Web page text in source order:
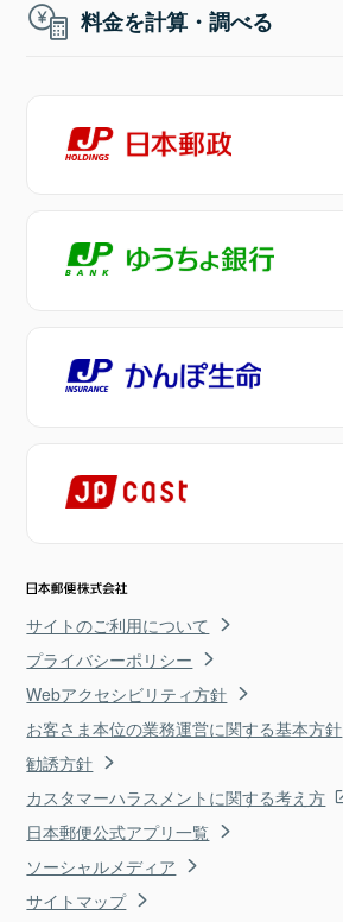
料金を計算・調べる
サイトのご利用について
プライバシーポリシー
Webアクセシビリティ方針
お客さま本位の業務運営に関する基本方針
勧誘方針
カスタマーハラスメントに関する考え方
日本郵便公式アプリ一覧
ソーシャルメディア
サイトマップ